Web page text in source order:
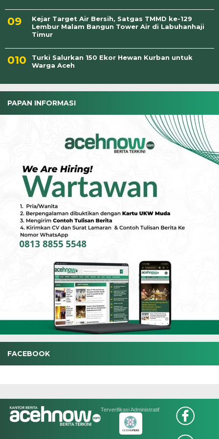
Kejar Target Air Bersih, Satgas TMMD ke-129
Lembur Malam Bangun Tower Air di Labuhanhaji
Timur
Turki Salurkan 150 Ekor Hewan Kurban untuk
Warga Aceh
PAPAN INFORMASI
FACEBOOK
Terverifikasi Administratif